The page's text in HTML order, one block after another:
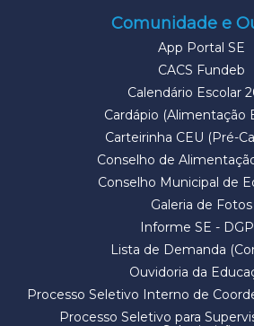
Comunidade e
App Portal SE
CACS Fundeb
Calendário Escolar
Cardápio (Alimentação
Carteirinha CEU (Pré-
Conselho de
Conselho Municipal de
Galeria de Fotos
Informe SE -
Lista de Demanda
Ouvidoria da
Processo Seletivo Interno de
Processo Seletivo para